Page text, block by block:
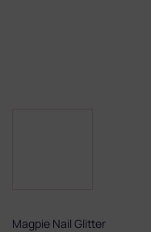
Magpie Nail Glitter